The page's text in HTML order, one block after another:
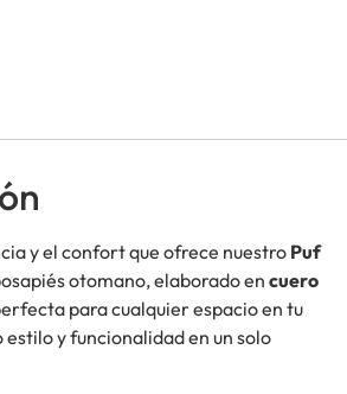
y el confort que ofrece nuestro Puf
otomano, elaborado en cuero
para cualquier espacio en tu
y funcionalidad en un solo